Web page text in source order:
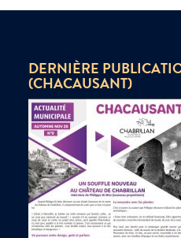
DERNIÈRE
(CHACAUSANT)